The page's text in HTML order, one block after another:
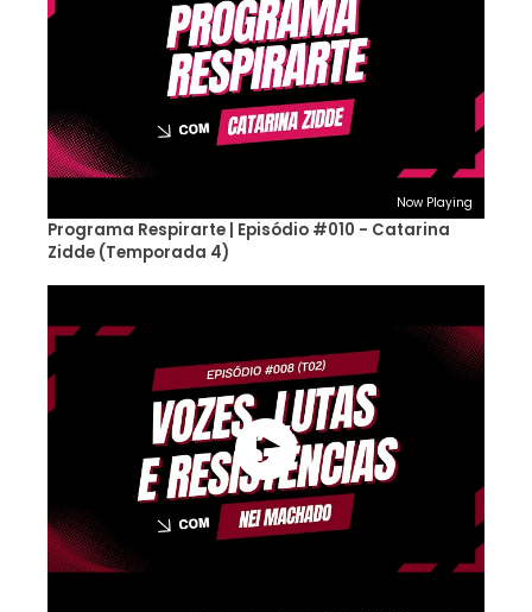
Now Playing
Programa Respirarte | Episódio #010 - Catarina
Zidde (Temporada 4)